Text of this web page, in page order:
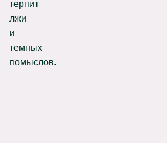
терпит
лжи
и
темных
помыслов.